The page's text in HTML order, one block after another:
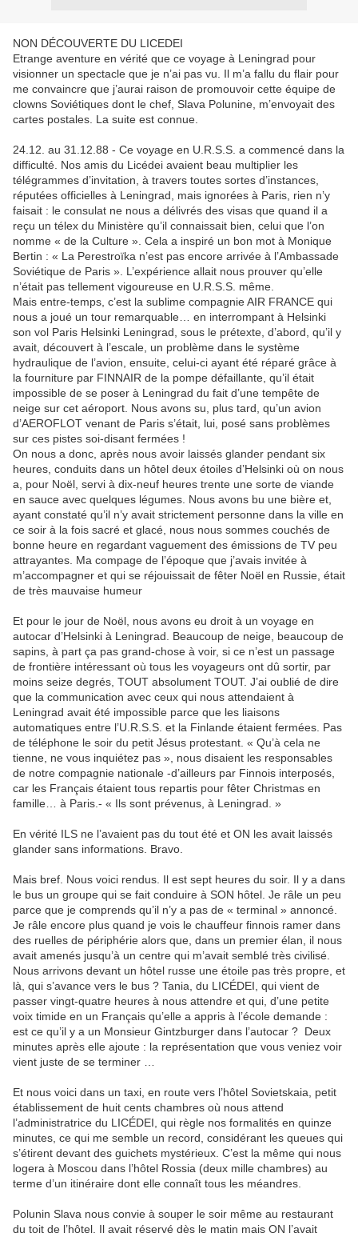
NON DÉCOUVERTE DU LICEDEI
Etrange aventure en vérité que ce voyage à Leningrad pour
visionner un spectacle que je n’ai pas vu. Il m’a fallu du flair pour
me convaincre que j’aurai raison de promouvoir cette équipe de
clowns Soviétiques dont le chef, Slava Polunine, m’envoyait des
cartes postales. La suite est connue.
24.12. au 31.12.88 - Ce voyage en U.R.S.S. a commencé dans la
difficulté. Nos amis du Licédei avaient beau multiplier les
télégrammes d’invitation, à travers toutes sortes d’instances,
réputées officielles à Leningrad, mais ignorées à Paris, rien n’y
faisait : le consulat ne nous a délivrés des visas que quand il a
reçu un télex du Ministère qu’il connaissait bien, celui que l’on
nomme « de la Culture ». Cela a inspiré un bon mot à Monique
Bertin : « La Perestroïka n’est pas encore arrivée à l’Ambassade
Soviétique de Paris ». L’expérience allait nous prouver qu’elle
n’était pas tellement vigoureuse en U.R.S.S. même.
Mais entre-temps, c’est la sublime compagnie AIR FRANCE qui
nous a joué un tour remarquable… en interrompant à Helsinki
son vol Paris Helsinki Leningrad, sous le prétexte, d’abord, qu’il y
avait, découvert à l’escale, un problème dans le système
hydraulique de l’avion, ensuite, celui-ci ayant été réparé grâce à
la fourniture par FINNAIR de la pompe défaillante, qu’il était
impossible de se poser à Leningrad du fait d’une tempête de
neige sur cet aéroport. Nous avons su, plus tard, qu’un avion
d’AEROFLOT venant de Paris s’était, lui, posé sans problèmes
sur ces pistes soi-disant fermées !
On nous a donc, après nous avoir laissés glander pendant six
heures, conduits dans un hôtel deux étoiles d’Helsinki où on nous
a, pour Noël, servi à dix-neuf heures trente une sorte de viande
en sauce avec quelques légumes. Nous avons bu une bière et,
ayant constaté qu’il n’y avait strictement personne dans la ville en
ce soir à la fois sacré et glacé, nous nous sommes couchés de
bonne heure en regardant vaguement des émissions de TV peu
attrayantes. Ma compage de l’époque que j’avais invitée à
m’accompagner et qui se réjouissait de fêter Noël en Russie, était
de très mauvaise humeur
Et pour le jour de Noël, nous avons eu droit à un voyage en
autocar d’Helsinki à Leningrad. Beaucoup de neige, beaucoup de
sapins, à part ça pas grand-chose à voir, si ce n’est un passage
de frontière intéressant où tous les voyageurs ont dû sortir, par
moins seize degrés, TOUT absolument TOUT. J’ai oublié de dire
que la communication avec ceux qui nous attendaient à
Leningrad avait été impossible parce que les liaisons
automatiques entre l’U.R.S.S. et la Finlande étaient fermées. Pas
de téléphone le soir du petit Jésus protestant. « Qu’à cela ne
tienne, ne vous inquiétez pas », nous disaient les responsables
de notre compagnie nationale -d’ailleurs par Finnois interposés,
car les Français étaient tous repartis pour fêter Christmas en
famille… à Paris.- « Ils sont prévenus, à Leningrad. »
En vérité ILS ne l’avaient pas du tout été et ON les avait laissés
glander sans informations. Bravo.
Mais bref. Nous voici rendus. Il est sept heures du soir. Il y a dans
le bus un groupe qui se fait conduire à SON hôtel. Je râle un peu
parce que je comprends qu’il n’y a pas de « terminal » annoncé.
Je râle encore plus quand je vois le chauffeur finnois ramer dans
des ruelles de périphérie alors que, dans un premier élan, il nous
avait amenés jusqu’à un centre qui m’avait semblé très civilisé.
Nous arrivons devant un hôtel russe une étoile pas très propre, et
là, qui s’avance vers le bus ? Tania, du LICÉDEI, qui vient de
passer vingt-quatre heures à nous attendre et qui, d’une petite
voix timide en un Français qu’elle a appris à l’école demande :
est ce qu’il y a un Monsieur Gintzburger dans l’autocar ? Deux
minutes après elle ajoute : la représentation que vous veniez voir
vient juste de se terminer …
Et nous voici dans un taxi, en route vers l’hôtel Sovietskaia, petit
établissement de huit cents chambres où nous attend
l’administratrice du LICÉDEI, qui règle nos formalités en quinze
minutes, ce qui me semble un record, considérant les queues qui
s’étirent devant des guichets mystérieux. C’est la même qui nous
logera à Moscou dans l’hôtel Rossia (deux mille chambres) au
terme d’un itinéraire dont elle connaît tous les méandres.
Polunin Slava nous convie à souper le soir même au restaurant
du toit de l’hôtel. Il avait réservé dès le matin mais ON l’avait